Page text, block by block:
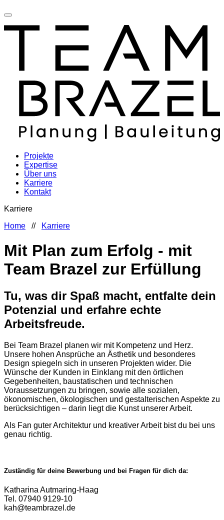
Projekte
Expertise
Über uns
Karriere
Kontakt
Karriere
Home // Karriere
Mit Plan zum Erfolg - mit
Team Brazel zur Erfüllung
Tu, was dir Spaß macht, entfalte dein
Potenzial und erfahre echte
Arbeitsfreude.
Bei Team Brazel planen wir mit Kompetenz und Herz.
Unsere hohen Ansprüche an Ästhetik und besonderes
Design spiegeln sich in unseren Projekten wider. Die
Wünsche der Kunden in Einklang mit den örtlichen
Gegebenheiten, baustatischen und technischen
Voraussetzungen zu bringen, sowie alle sozialen,
ökonomischen, ökologischen und gestalterischen Aspekte zu
berücksichtigen – darin liegt die Kunst unserer Arbeit.
Als Fan guter Architektur und kreativer Arbeit bist du bei uns
genau richtig.
Zuständig für deine Bewerbung und bei Fragen für dich da:
Katharina Autmaring-Haag
Tel. 07940 9129-10
kah@teambrazel.de